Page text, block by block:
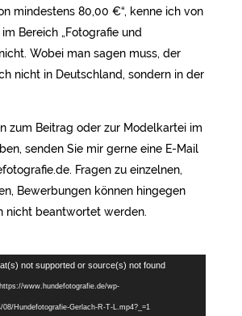
mindestens 80,00 €“, kenne ich von
Bereich „Fotografie und
Wobei man sagen muss, der
nicht in Deutschland, sondern in der
zum Beitrag oder zur Modelkartei im
senden Sie mir gerne eine E-Mail
Fragen zu einzelnen,
Bewerbungen können hingegen
nicht beantwortet werden.
not supported or source(s) not found
www.hundefotografie.de/wp-
Hundefotografie-Gerlach-R-T-L.mp4?_=1